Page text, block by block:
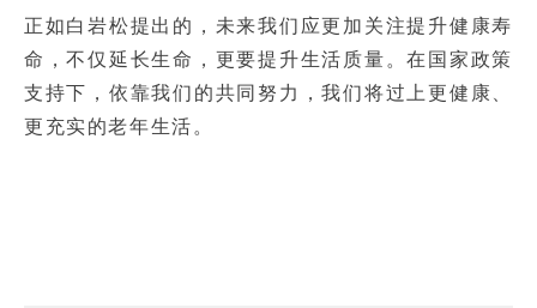
正如白岩松提出的，未来我们应更加关注提升健康寿
命，不仅延长生命，更要提升生活质量。在国家政策
支持下，依靠我们的共同努力，我们将过上更健康、
更充实的老年生活。